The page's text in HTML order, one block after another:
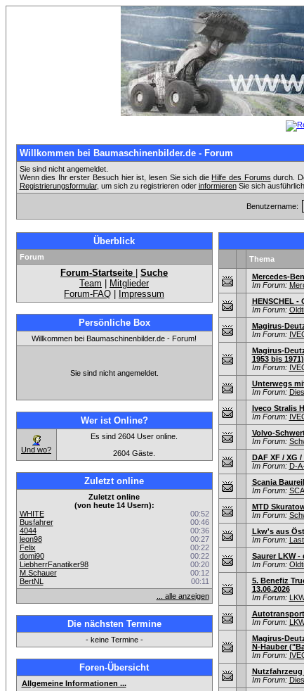
Willkommen bei Baumaschinenbilder.de - Forum
Sie sind nicht angemeldet.
Wenn dies Ihr erster Besuch hier ist, lesen Sie sich die Hilfe des Forums durch.
Registrierungsformular, um sich zu registrieren oder informierenSie sich
Benutzername:
Überblick
Forum
Forum-Startseite
Suche
Team
Mitglieder
Forum-FAQ
Impressum
Persönliche Box
Willkommen bei Baumaschinenbilder.de - Forum!
Sie sind nicht angemeldet.
Wer ist Online?
Und wo?
Es sind 2604 User online.
2604 Gäste.
Zuletzt online
Zuletzt online
(von heute 14 Usern):
WHITE
00:52
Busfahrer
00:46
4044
00:36
leon98
00:27
Felix
00:22
domi90
00:22
LiebherrFanatiker98
00:20
M.Schauer
00:12
BertNL
00:11
... alle anzeigen
Die nächsten Termine
- keine Termine -
Foren-Übersicht
Allgemeine Informationen ...
Thema
Mercedes-
Im Forum:
HENSCHEL -
Im Forum:
Magirus-
Im Forum:
Magirus-
1953 bis 1971)
Im Forum:
Unterwegs
Im Forum:
Iveco Stralis
Im Forum:
Volvo-
Im Forum:
DAF XF / XG
Im Forum: D-
Scania
Im Forum:
MTD
Im Forum:
Lkw's aus
Im Forum:
Saurer LKW -
Im Forum:
5. Benefiz
13.06.2026
Im Forum:
Im Forum:
Magirus-
N-Hauber
Im Forum:
Nutzfahrzeug
Im Forum: